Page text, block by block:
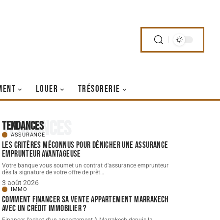
LOUER TRÉSORERIE
Tendances
Tendances
ASSURANCE
Les critères méconnus pour dénicher une assurance
emprunteur avantageuse
Votre banque vous soumet un contrat d'assurance emprunteur
dès la signature de votre offre de prêt…
3 août 2026
IMMO
Comment financer sa vente appartement Marrakech
avec un crédit immobilier ?